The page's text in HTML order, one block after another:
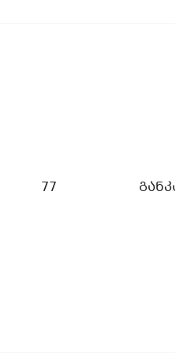
77